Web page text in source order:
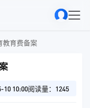
教育费备案
10 10:00阅读量：1245